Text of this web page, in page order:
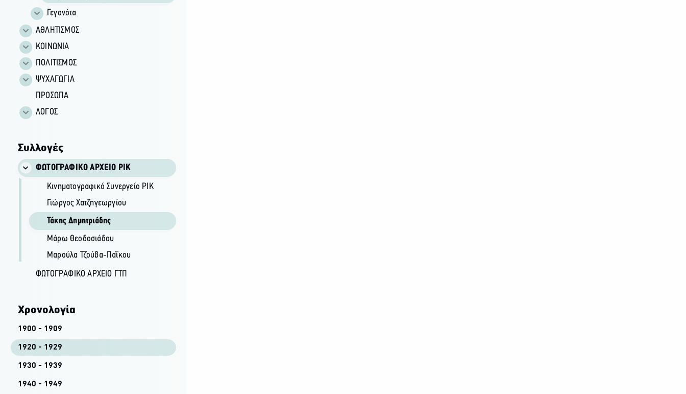
Γεγονότα
ΑΘΛΗΤΙΣΜΟΣ
ΚΟΙΝΩΝΙΑ
ΠΟΛΙΤΙΣΜΟΣ
ΨΥΧΑΓΩΓΙΑ
ΠΡΟΣΩΠΑ
ΛΟΓΟΣ
Συλλογές
ΦΩΤΟΓΡΑΦΙΚΌ ΑΡΧΕΊΟ ΡΙΚ
Κινηματογραφικό Συνεργείο ΡΙΚ
Γιώργος Χατζηγεωργίου
Τάκης Δημητριάδης
Μάρω Θεοδοσιάδου
Μαρούλα Τζούβα-Παΐκου
ΦΩΤΟΓΡΑΦΙΚΌ ΑΡΧΕΊΟ ΓΤΠ
Χρονολογία
1900 - 1909
1920 - 1929
1930 - 1939
1940 - 1949